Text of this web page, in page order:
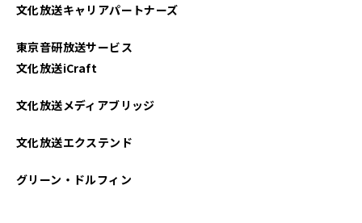
文化放送キャリアパートナーズ
東京音研放送サービス
文化放送iCraft
文化放送メディアブリッジ
文化放送エクステンド
グリーン・ドルフィン